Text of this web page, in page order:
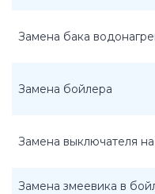
Замена бака
Замена бойлера
Замена выключателя
Замена змеевика в